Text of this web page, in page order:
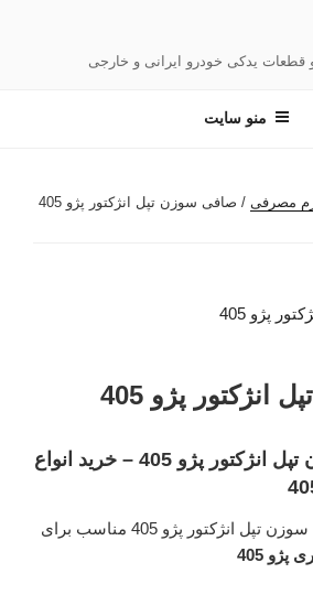
و قطعات یدکی خودرو ایرانی و خارجی
منو سایت
مصرفی / صافی سوزن تپل انژکتور پژو 405
پژو 405
قیمت صافی سوزن تپل انژکتور پژو 405 – خرید انواع
فروش اینترنتی صافی سوزن تپل انژکتور پژو 405 مناسب برای
پژو 405